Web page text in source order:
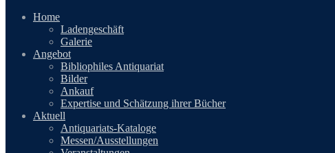
Home
Ladengeschäft
Galerie
Angebot
Bibliophiles Antiquariat
Bilder
Ankauf
Expertise und Schätzung ihrer Bücher
Aktuell
Antiquariats-Kataloge
Messen/Ausstellungen